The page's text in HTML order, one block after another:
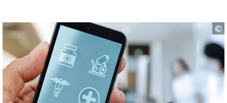
Gesundheitsversorgung in[…]